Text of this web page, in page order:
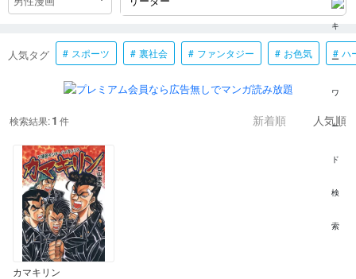
人気タグ スポーツ 裏社会 ファンタジー お色気 ハ
検索結果:1 件 新着順 人気順
カマキリン